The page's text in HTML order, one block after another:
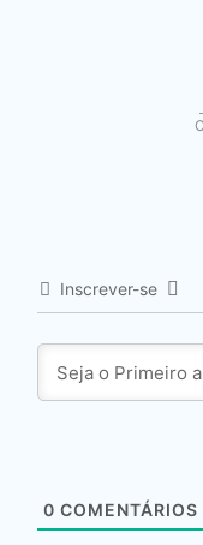
Inscrever-se
0 COMENTÁRIOS